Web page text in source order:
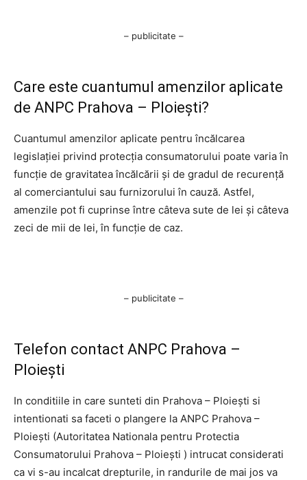
– publicitate –
Care este cuantumul amenzilor aplicate
de ANPC Prahova – Ploiești?
Cuantumul amenzilor aplicate pentru încălcarea
legislației privind protecția consumatorului poate varia în
funcție de gravitatea încălcării și de gradul de recurență
al comerciantului sau furnizorului în cauză. Astfel,
amenzile pot fi cuprinse între câteva sute de lei și câteva
zeci de mii de lei, în funcție de caz.
– publicitate –
Telefon contact ANPC Prahova –
Ploiești
In conditiile in care sunteti din Prahova – Ploiești si
intentionati sa faceti o plangere la ANPC Prahova –
Ploiești (Autoritatea Nationala pentru Protectia
Consumatorului Prahova – Ploiești ) intrucat considerati
ca vi s-au incalcat drepturile, in randurile de mai jos va